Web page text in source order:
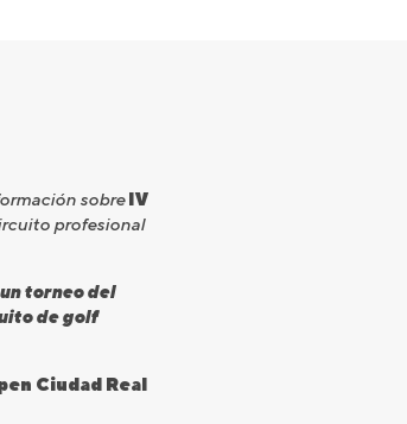
sobreIV
profesional
torneo del
de golf
Ciudad Real